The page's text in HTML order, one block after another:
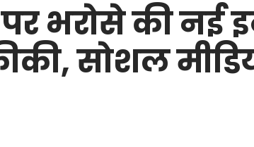
भरोसे की नई
सोशल